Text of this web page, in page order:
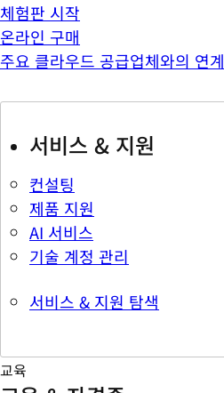
체험판 시작
온라인 구매
주요 클라우드 공급업체와의 연계
서비스 & 지원
컨설팅
제품 지원
AI 서비스
기술 계정 관리
서비스 & 지원 탐색
교육